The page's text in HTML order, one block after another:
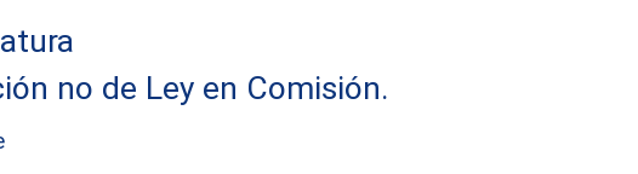
no de Ley en Comisión.